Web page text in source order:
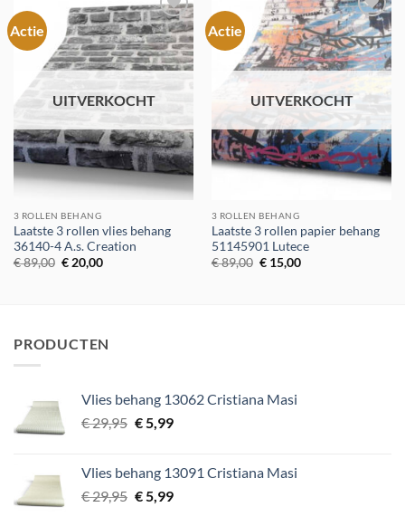
Actie
Toevoegen
aan
verlanglijst
UITVERKOCHT
3 ROLLEN BEHANG
Laatste 3 rollen vlies behang
36140-4 A.s. Creation
€89,00 Oorspronkelijke
€20,00Huidige
Actie
Toevoegen
aan
verlanglijst
UITVERKOCHT
3 ROLLEN BEHANG
Laatste 3 rollen papier behang
51145901 Lutece
€89,00 Oorspronkelijke
€15,00Huidige
PRODUCTEN
Vlies behang 13062 Cristiana Masi
€29,95 Oorspronkelijke
€ 29,95.
€5,99Huidige
€ 5,99.
Vlies behang 13091 Cristiana Masi
€29,95 Oorspronkelijke
€5,99Huidige